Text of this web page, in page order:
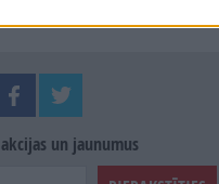
un jaunumus